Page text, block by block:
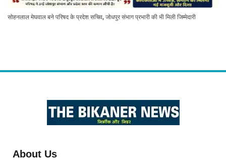
सोहनलाल मेघवाल बने परिषद के प्रदेश सचिव, जोधपुर संभाग प्रभारी की भी मिली जिम्मेदारी
About Us